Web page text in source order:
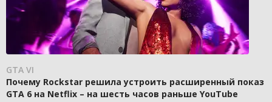
GTA VI
Почему Rockstar решила устроить расширенный показ
GTA 6 на Netflix – на шесть часов раньше YouTube